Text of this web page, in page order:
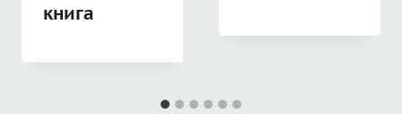
книга